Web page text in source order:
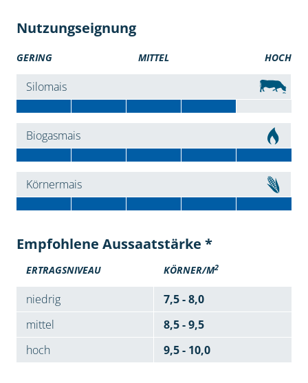
Nutzungseignung
GERING MITTEL HOCH
Silomais
Biogasmais
Körnermais
Empfohlene Aussaatstärke *
ERTRAGSNIVEAU KÖRNER/M2
niedrig
7,5 - 8,0
mittel
8,5 - 9,5
hoch
9,5 - 10,0